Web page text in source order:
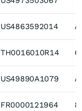
US4863592014
TH0016010R14
US49890A1079
FR0000121964